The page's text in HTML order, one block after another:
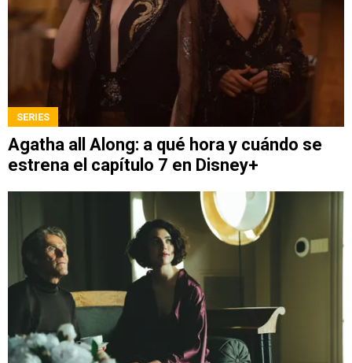
SERIES
Agatha all Along: a qué hora y cuándo se
estrena el capítulo 7 en Disney+